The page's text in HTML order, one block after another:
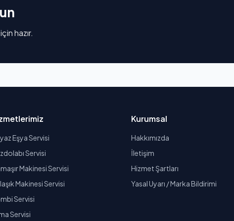
hazır.
Eşya Servisi
Servisi
Makinesi Servisi
Makinesi Servisi
Servisi
Servisi
Kurumsal
Hakkımızda
İletişim
Hizmet Şartları
Yasal Uyarı / Marka Bildirimi